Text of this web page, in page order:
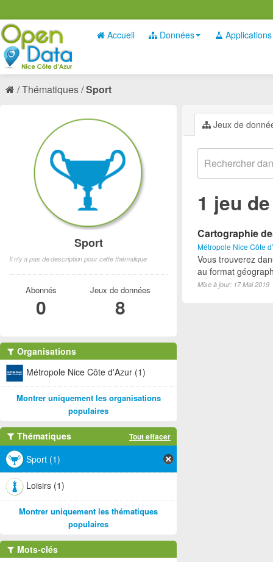
Accueil Données Applications
Thématiques Sport
Jeux de
1 jeu
Cartographie
Métropole Nice Côte
Vous trouverez
au format
Mise à jour: 17 Mai 2019
Sport
Il n'y a pas de description pour cette thématique
Abonnés
0
Jeux de données
8
Organisations
Métropole Nice Côte d'Azur (1)
Montrer uniquement les organisations
populaires
Thématiques Tout effacer
Sport (1)
Loisirs (1)
Montrer uniquement les thématiques
populaires
Mots-clés